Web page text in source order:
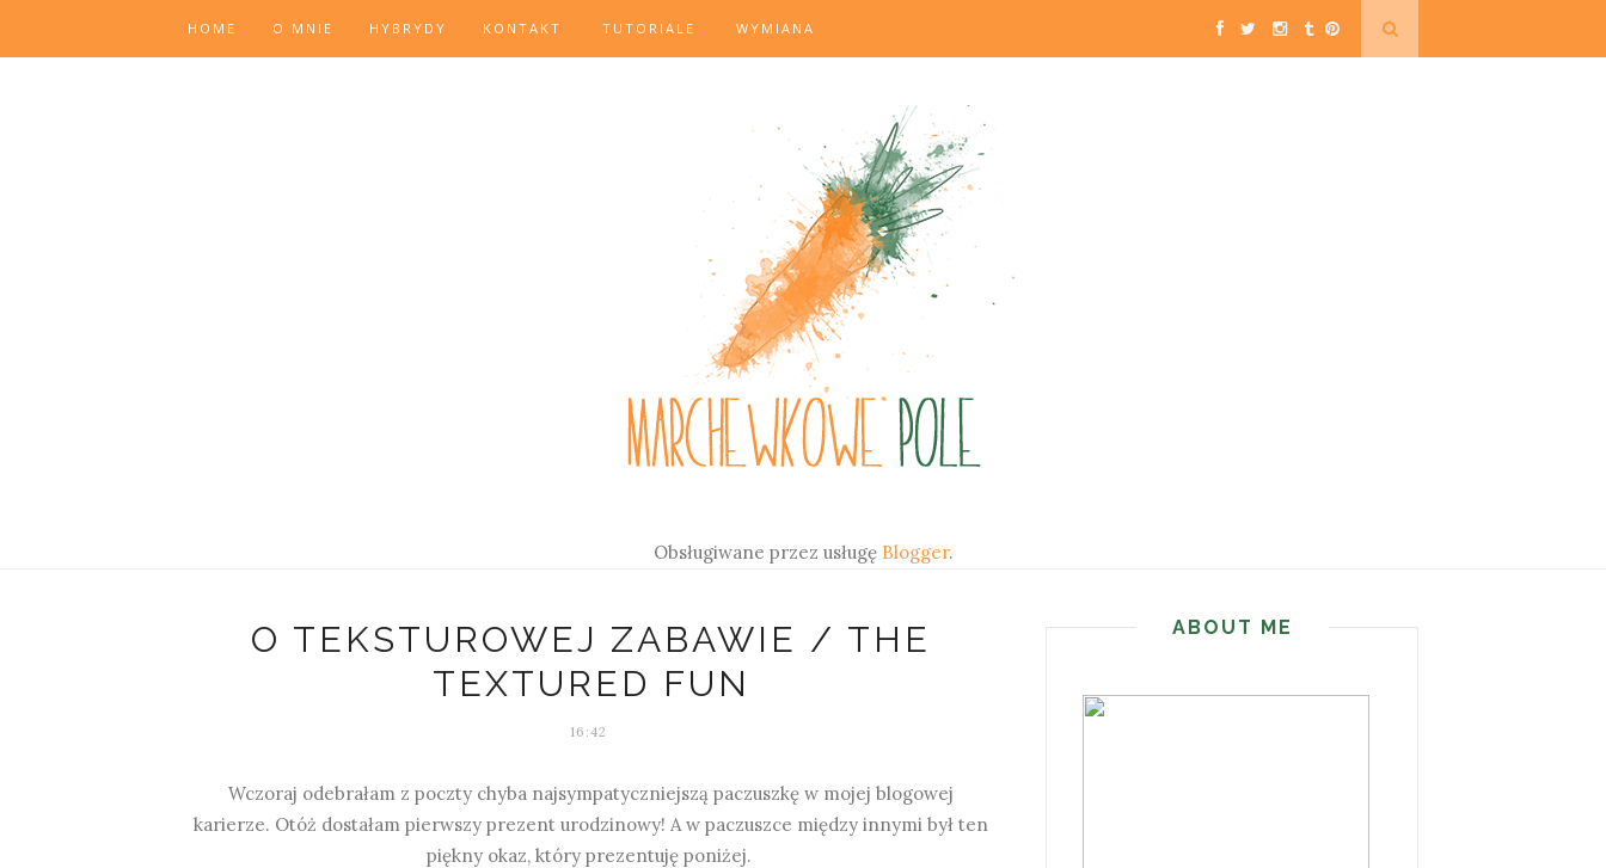
HOME O MNIE HYBRYDY KONTAKT TUTORIALE WYMIANA
Obsługiwane przez usługę Blogger.
O TEKSTUROWEJ ZABAWIE / THE
TEXTURED FUN
16:42
Wczoraj odebrałam z poczty chyba najsympatyczniejszą paczuszkę w mojej blogowej
karierze. Otóż dostałam pierwszy prezent urodzinowy! A w paczuszce między innymi był ten
piękny okaz, który prezentuję poniżej.
ABOUT ME